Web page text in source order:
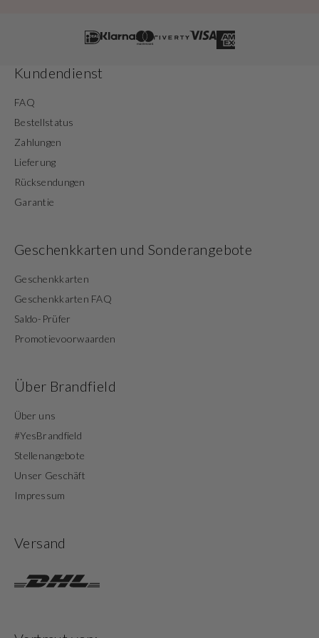
Kundendienst
FAQ
Bestellstatus
Zahlungen
Lieferung
Rücksendungen
Garantie
Geschenkkarten und Sonderangebote
Geschenkkarten
Geschenkkarten FAQ
Saldo-Prüfer
Promotievoorwaarden
Über Brandfield
Über uns
#YesBrandfield
Stellenangebote
Unser Geschäft
Impressum
Versand